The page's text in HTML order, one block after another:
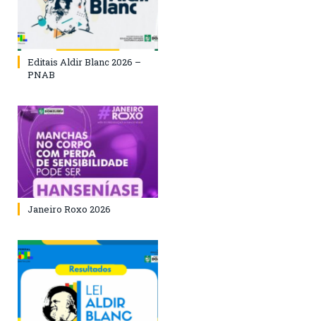
Editais Aldir Blanc 2026 –
PNAB
Janeiro Roxo 2026